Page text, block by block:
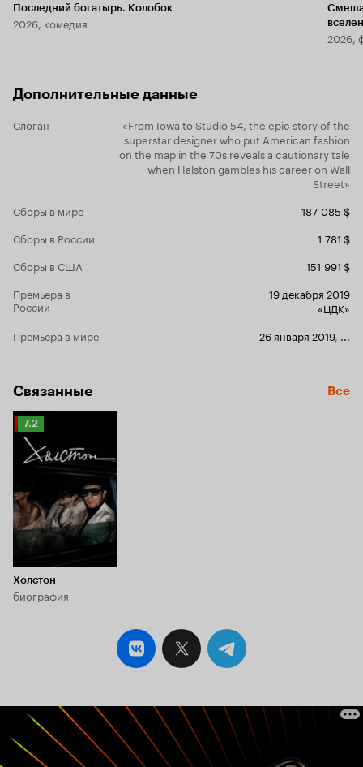
Последний богатырь. Колобок
2026, комедия
2026,
Дополнительные данные
Слоган
«From Iowa to Studio 54, the epic story of the
superstar designer who put American fashion
on the map in the 70s reveals a cautionary tale
when Halston gambles his career on Wall
Street»
Сборы в мире
187 085 $
Сборы в России
1 781 $
Сборы в США
151 991 $
Премьера в
России
19 декабря 2019
«ЦДК»
Премьера в мире
26 января 2019,
Связанные Все
Рейтинг
Кинопоиска
7.2
7.2
Холстон
биография